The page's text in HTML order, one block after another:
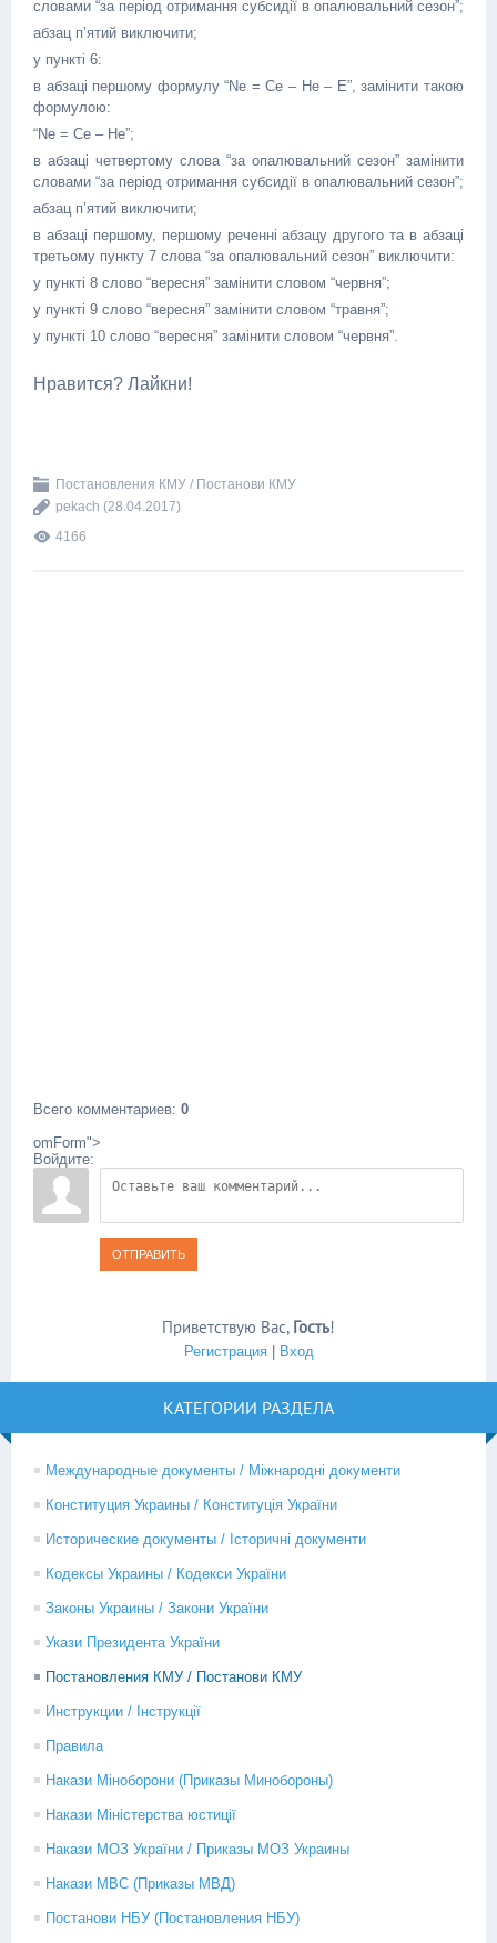
словами “за період отримання субсидії в опалювальний сезон”;
абзац п’ятий виключити;
у пункті 6:
в абзаці першому формулу “Nе = Cе – Hе – Е”, замінити такою
формулою:
“Nе = Cе – Hе”;
в абзаці четвертому слова “за опалювальний сезон” замінити
словами “за період отримання субсидії в опалювальний сезон”;
абзац п’ятий виключити;
в абзаці першому, першому реченні абзацу другого та в абзаці
третьому пункту 7 слова “за опалювальний сезон” виключити:
у пункті 8 слово “вересня” замінити словом “червня”;
у пункті 9 слово “вересня” замінити словом “травня”;
у пункті 10 слово “вересня” замінити словом “червня”.
Нравится? Лайкни!
Постановления КМУ / Постанови КМУ
pekach (28.04.2017)
4166
Всего комментариев: 0
omForm">
Войдите:
ОТПРАВИТЬ
Приветствую Вас, Гость!
Регистрация| Вход
КАТЕГОРИИ РАЗДЕЛА
Международные документы / Міжнародні документи
Конституция Украины / Конституція України
Исторические документы / Історичні документи
Кодексы Украины / Кодекси України
Законы Украины / Закони України
Укази Президента України
Постановления КМУ / Постанови КМУ
Инструкции / Інструкції
Правила
Накази Міноборони (Приказы Минобороны)
Накази Міністерства юстиції
Накази МОЗ України / Приказы МОЗ Украины
Накази МВС (Приказы МВД)
Постанови НБУ (Постановления НБУ)